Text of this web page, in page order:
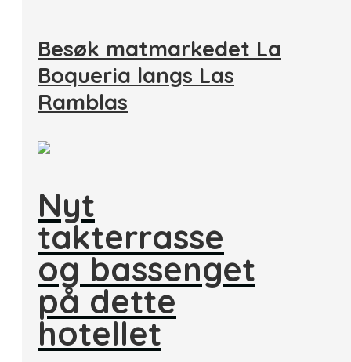
Besøk matmarkedet La
Boqueria langs Las
Ramblas
Nyt
takterrasse
og bassenget
på dette
hotellet